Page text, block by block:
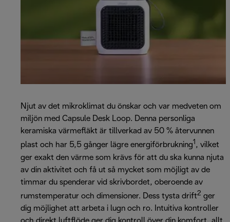
Njut av det mikroklimat du önskar och var medveten om
miljön med Capsule Desk Loop. Denna personliga
keramiska värmefläkt är tillverkad av 50 % återvunnen
plast och har 5,5 gånger lägre energiförbrukning1 , vilket
ger exakt den värme som krävs för att du ska kunna njuta
av din aktivitet och få ut så mycket som möjligt av de
timmar du spenderar vid skrivbordet, oberoende av
rumstemperatur och dimensioner. Dess tysta drift2 ger
dig möjlighet att arbeta i lugn och ro. Intuitiva kontroller